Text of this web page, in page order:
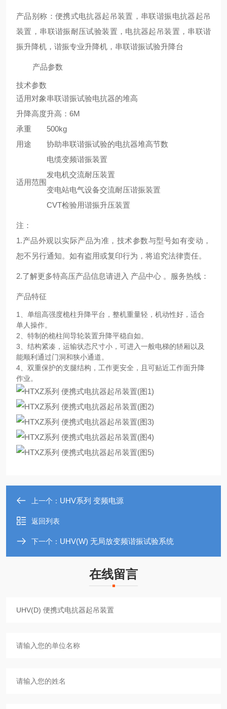
产品别称：便携式电抗器起吊装置，串联谐振电抗器起吊
装置，串联谐振耐压试验装置，电抗器起吊装置，串联谐
振升降机，谐振专业升降机，串联谐振试验升降台
产品参数
技术参数
适用对象串联谐振试验电抗器的堆高
升降高度升高：6M
承重
500kg
用途
协助串联谐振试验的电抗器堆高节数
适用范围
电缆变频谐振装置
发电机交流耐压装置
变电站电气设备交流耐压谐振装置
CVT检验用谐振升压装置
注：
1.产品外观以实际产品为准，技术参数与型号如有变动，
恕不另行通知。如有盗用或复印行为，将追究法律责任。
2.了解更多特高压产品信息请进入 产品中心 。服务热线：
产品特征
1、单组高强度桅柱升降平台，整机重量轻，机动性好，适合
单人操作。
2、特制的桅柱间导轮装置升降平稳自如。
3、结构紧凑，运输状态尺寸小，可进入一般电梯的轿厢以及
能顺利通过门洞和狭小通道。
4、双重保护的支腿结构，工作更安全，且可贴近工作面升降
作业。
上一个： UHV系列 变频电源
返回列表
下一个： UHV(W) 无局放变频谐振试验系统
在线留言